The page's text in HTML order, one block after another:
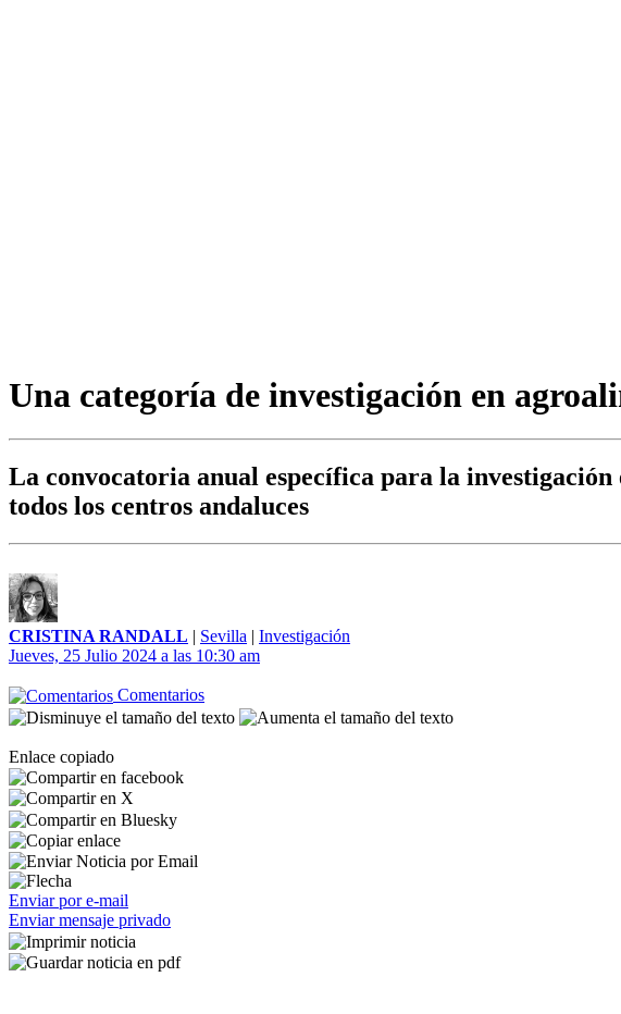
Una categoría de investigación en
La convocatoria anual específica para la
todos los centros andaluces
CRISTINA RANDALL | Sevilla | Investigación
Jueves, 25 Julio 2024 a las 10:30 am
Comentarios
Enlace copiado
Enviar por e-mail
Enviar mensaje privado